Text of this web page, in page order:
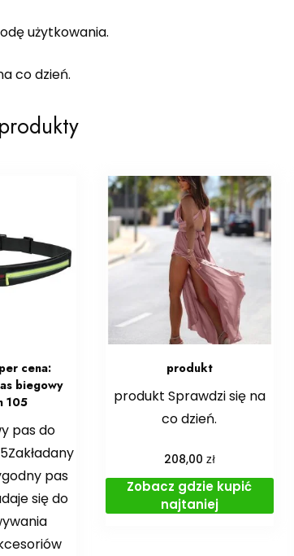
użytkowania.
co dzień.
cena:
biegowy
105
pas do
pas
się do
produkt
produkt Sprawdzi się na
co dzień.
208,00 zł
Zobacz gdzie kupić
najtaniej